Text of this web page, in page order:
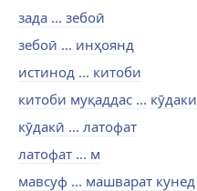
зада ... зебоӣ
зебоӣ ... инҳоянд
истинод ... китоби
китоби муқаддас ... кӯдаки
кӯдакӣ ... латофат
латофат ... м
мавсуф ... машварат кунед